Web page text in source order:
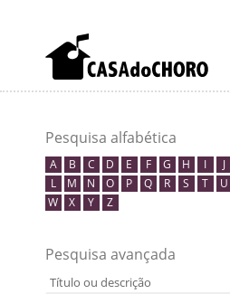
Pesquisa alfabética
A B C D E F G H I J
L
M N O P Q R S T U
W
X Y Z
Pesquisa avançada
Título ou descrição